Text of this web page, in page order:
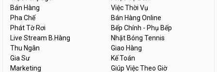
Bán Hàng
Việc Thời Vụ
Pha Chế
Bán Hàng Online
Phát Tờ Rơi
Bếp Chính - Phụ Bếp
Live Stream B.Hàng
Nhặt Bóng Tennis
Thu Ngân
Giao Hàng
Gia Sư
Kế Toán
Marketing
Giúp Việc Theo Giờ